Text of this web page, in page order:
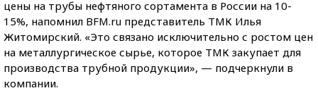
цены на трубы нефтяного сортамента в России на 10-
15%, напомнил BFM.ru представитель ТМК Илья
Житомирский. «Это связано исключительно с ростом цен
на металлургическое сырье, которое ТМК закупает для
производства трубной продукции», — подчеркнули в
компании.